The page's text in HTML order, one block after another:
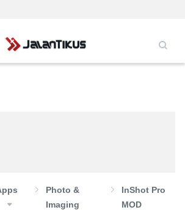
Photo &
Imaging
InShot Pro
MOD